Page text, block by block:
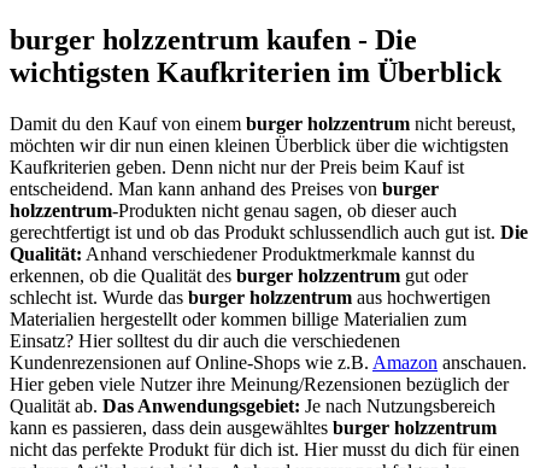
burger holzzentrum kaufen - Die
wichtigsten Kaufkriterien im Überblick
Damit du den Kauf von einem burger holzzentrum nicht bereust,
möchten wir dir nun einen kleinen Überblick über die wichtigsten
Kaufkriterien geben. Denn nicht nur der Preis beim Kauf ist
entscheidend. Man kann anhand des Preises von burger
holzzentrum-Produkten nicht genau sagen, ob dieser auch
gerechtfertigt ist und ob das Produkt schlussendlich auch gut ist. Die
Qualität: Anhand verschiedener Produktmerkmale kannst du
erkennen, ob die Qualität des burger holzzentrum gut oder
schlecht ist. Wurde das burger holzzentrum aus hochwertigen
Materialien hergestellt oder kommen billige Materialien zum
Einsatz? Hier solltest du dir auch die verschiedenen
Kundenrezensionen auf Online-Shops wie z.B. Amazon anschauen.
Hier geben viele Nutzer ihre Meinung/Rezensionen bezüglich der
Qualität ab. Das Anwendungsgebiet: Je nach Nutzungsbereich
kann es passieren, dass dein ausgewähltes burger holzzentrum
nicht das perfekte Produkt für dich ist. Hier musst du dich für einen